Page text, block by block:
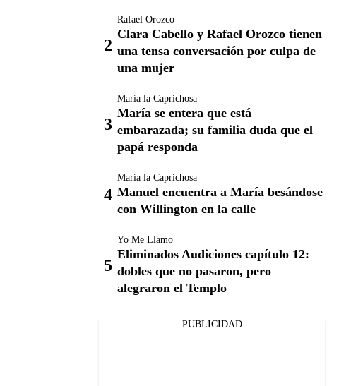
Rafael Orozco
Clara Cabello y Rafael Orozco tienen
una tensa conversación por culpa de
una mujer
María la Caprichosa
María se entera que está
embarazada; su familia duda que el
papá responda
María la Caprichosa
Manuel encuentra a María besándose
con Willington en la calle
Yo Me Llamo
Eliminados Audiciones capítulo 12:
dobles que no pasaron, pero
alegraron el Templo
PUBLICIDAD